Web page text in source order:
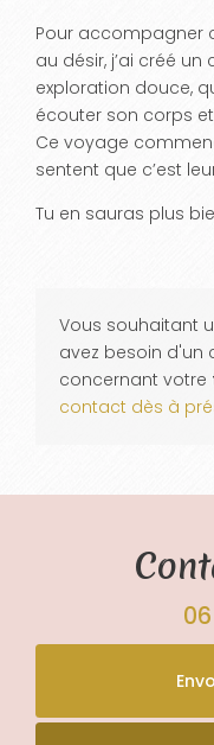
Pour accompagner
au désir, j’ai créé un
exploration douce,
écouter son corps
Ce voyage
sentent que c’est
Tu en sauras plus
Vous souhaitant
avez besoin
concernant votre
contact dès à